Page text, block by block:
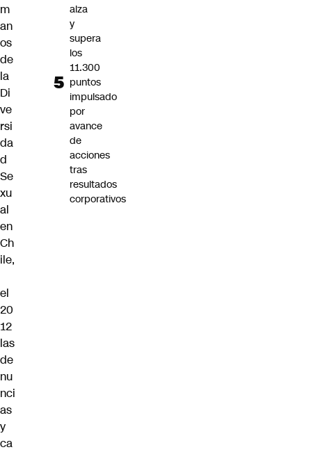
m
an
os
de
la
Di
ve
rsi
da
d
Se
xu
al
en
Ch
ile,
el
20
12
las
de
nu
nci
as
y
ca
alza
y
supera
los
11.300
puntos
impulsado
por
avance
de
acciones
tras
resultados
corporativos